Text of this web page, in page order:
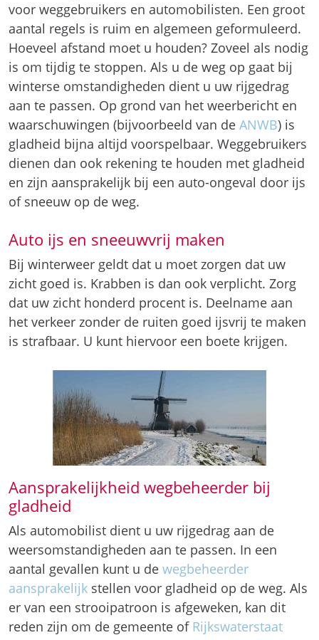
voor weggebruikers en automobilisten. Een groot
aantal regels is ruim en algemeen geformuleerd.
Hoeveel afstand moet u houden? Zoveel als nodig
is om tijdig te stoppen. Als u de weg op gaat bij
winterse omstandigheden dient u uw rijgedrag
aan te passen. Op grond van het weerbericht en
waarschuwingen (bijvoorbeeld van de ANWB) is
gladheid bijna altijd voorspelbaar. Weggebruikers
dienen dan ook rekening te houden met gladheid
en zijn aansprakelijk bij een auto-ongeval door ijs
of sneeuw op de weg.
Auto ijs en sneeuwvrij maken
Bij winterweer geldt dat u moet zorgen dat uw
zicht goed is. Krabben is dan ook verplicht. Zorg
dat uw zicht honderd procent is. Deelname aan
het verkeer zonder de ruiten goed ijsvrij te maken
is strafbaar. U kunt hiervoor een boete krijgen.
Aansprakelijkheid wegbeheerder bij
gladheid
Als automobilist dient u uw rijgedrag aan de
weersomstandigheden aan te passen. In een
aantal gevallen kunt u de wegbeheerder
aansprakelijk stellen voor gladheid op de weg. Als
er van een strooipatroon is afgeweken, kan dit
reden zijn om de gemeente of Rijkswaterstaat